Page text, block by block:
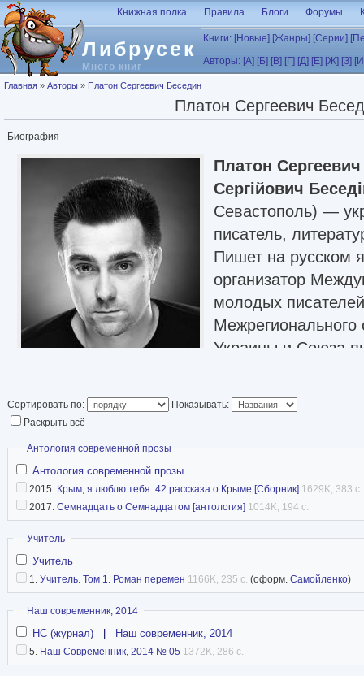
Перейти к основному содержанию
Либрусек
Много книг
Книжная полка Правила Блоги Форумы
Книги: [Новые] [Жанры] [Серии]
Авторы: [А] [Б] [В] [Г] [Д] [Е] [Ж] [З]
Вы здесь
Главная » Авторы » Платон Сергеевич Беседин
Платон Сергеевич
Биография
Платон
Сергійович
Севастополь) —
писатель,
Пишет на русском
организатор
молодых
Межрегионального
Украины и Союза
Сортировать по:
Показывать:
Раскрыть всё
Скрыть
Антология современной прозы
Антология современной прозы
2015. Крым, я люблю тебя. 42 рассказа о Крыме [Сборник] 1629K, 383 с.
2017. Семнадцать о Семнадцатом [антология] 1014K, 194 с.
Скрыть
Учитель
Учитель
1. Учитель. Том 1. Роман перемен 1166K, 235 с. (оформ. Самойленко)
Скрыть
Наш современник, 2014
НС (журнал) Наш современник, 2014
5. Наш Современник, 2014 № 05 1372K, 286 с.